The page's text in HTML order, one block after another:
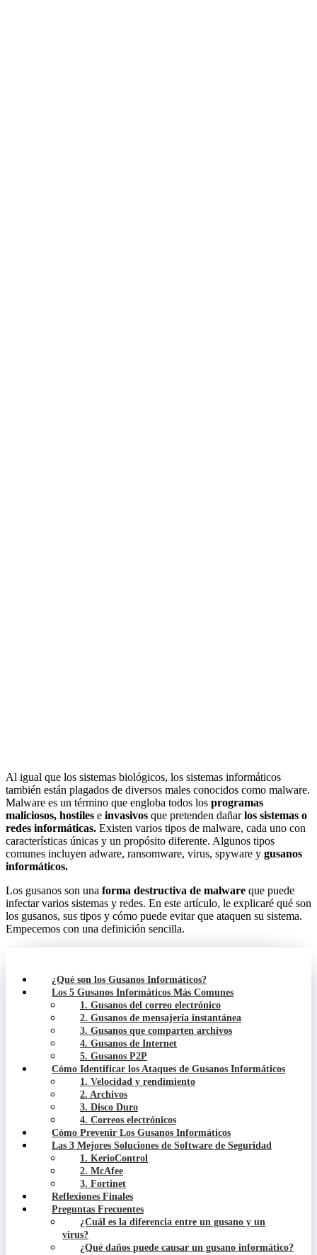
Al igual que los sistemas biológicos, los sistemas informáticos
también están plagados de diversos males conocidos como malware.
Malware es un término que engloba todos los programas
maliciosos, hostiles e invasivos que pretenden dañarlos sistemas o
redes informáticas. Existen varios tipos de malware, cada uno con
características únicas y un propósito diferente. Algunos tipos
comunes incluyen adware, ransomware, virus, spyware y gusanos
informáticos.
Los gusanos son una forma destructiva de malware que puede
infectar varios sistemas y redes. En este artículo, le explicaré qué son
los gusanos, sus tipos y cómo puede evitar que ataquen su sistema.
Empecemos con una definición sencilla.
¿Qué son los Gusanos Informáticos?
Los 5 Gusanos Informáticos Más Comunes
1. Gusanos del correo electrónico
2. Gusanos de mensajería instantánea
3. Gusanos que comparten archivos
4. Gusanos de Internet
5. Gusanos P2P
Cómo Identificar los Ataques de Gusanos Informáticos
1. Velocidad y rendimiento
2. Archivos
3. Disco Duro
4. Correos electrónicos
Cómo Prevenir Los Gusanos Informáticos
Las 3 Mejores Soluciones de Software de Seguridad
1. KerioControl
2. McAfee
3. Fortinet
Reflexiones Finales
Preguntas Frecuentes
¿Cuál es la diferencia entre un gusano y un
virus?
¿Qué daños puede causar un gusano informático?